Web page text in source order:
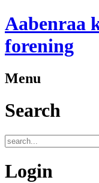
Aabenraa
forening
Menu
Search
Login